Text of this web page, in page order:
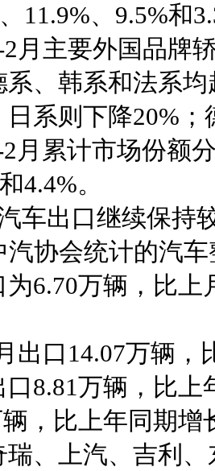
11.9%、9.5%和
月主要外国品牌
系、韩系和法系
日系则下降20%
月累计市场份额
4.4%。
车出口继续保持
协会统计的汽车
为6.70万辆，比
出口14.07万辆，
口8.81万辆，比
，比上年同期增
瑞、上汽、吉利